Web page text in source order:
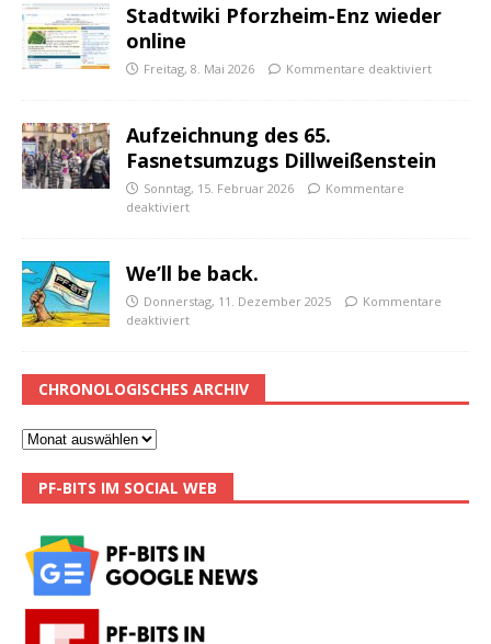
Stadtwiki Pforzheim-Enz wieder
online
Freitag, 8. Mai 2026 Kommentare deaktiviert
Aufzeichnung des 65.
Fasnetsumzugs Dillweißenstein
Sonntag, 15. Februar 2026
Kommentare
deaktiviert
We’ll be back.
Donnerstag, 11. Dezember 2025
Kommentare
deaktiviert
CHRONOLOGISCHES ARCHIV
PF-BITS IM SOCIAL WEB